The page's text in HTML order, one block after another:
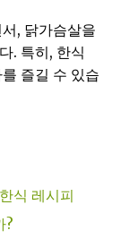
, 닭가슴살을
. 특히, 한식
즐길 수 있습
식 레시피
?